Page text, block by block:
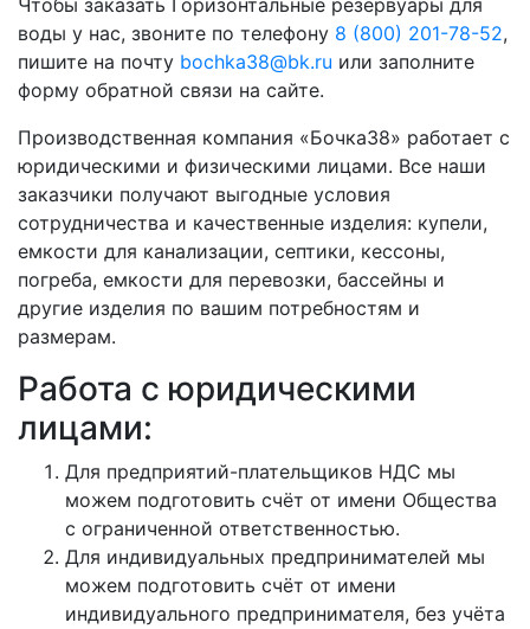
Чтобы заказать Горизонтальные резервуары для
воды у нас, звоните по телефону 8 (800) 201-78-52,
пишите на почту bochka38@bk.ru или заполните
форму обратной связи на сайте.
Производственная компания «Бочка38» работает с
юридическими и физическими лицами. Все наши
заказчики получают выгодные условия
сотрудничества и качественные изделия: купели,
емкости для канализации, септики, кессоны,
погреба, емкости для перевозки, бассейны и
другие изделия по вашим потребностям и
размерам.
Работа с юридическими
лицами:
Для предприятий-плательщиков НДС мы
можем подготовить счёт от имени Общества
с ограниченной ответственностью.
Для индивидуальных предпринимателей мы
можем подготовить счёт от имени
индивидуального предпринимателя, без учёта